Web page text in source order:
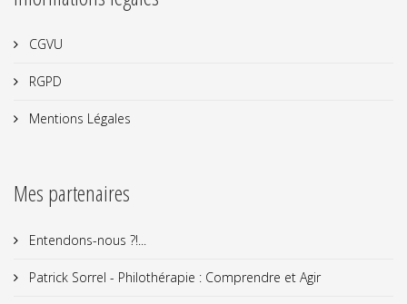
Mentions Légales